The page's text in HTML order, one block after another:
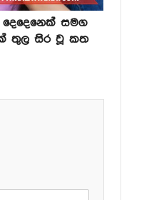
සමග
තුල සිර වූ කත